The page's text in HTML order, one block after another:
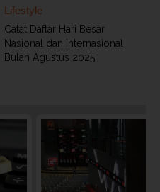
Lifestyle
Catat Daftar Hari Besar
Nasional dan Internasional
Bulan Agustus 2025